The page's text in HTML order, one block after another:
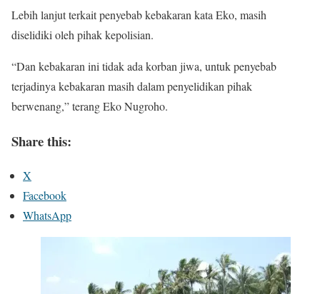
Lebih lanjut terkait penyebab kebakaran kata Eko, masih
diselidiki oleh pihak kepolisian.
“Dan kebakaran ini tidak ada korban jiwa, untuk penyebab
terjadinya kebakaran masih dalam penyelidikan pihak
berwenang,” terang Eko Nugroho.
Share this:
X
Facebook
WhatsApp